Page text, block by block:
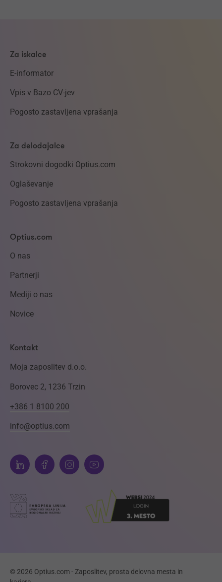
Za iskalce
E-informator
Vpis v Bazo CV-jev
Pogosto zastavljena vprašanja
Za delodajalce
Strokovni dogodki Optius.com
Oglaševanje
Pogosto zastavljena vprašanja
Optius.com
O nas
Partnerji
Mediji o nas
Novice
Kontakt
Moja zaposlitev d.o.o.
Borovec 2, 1236 Trzin
+386 1 8100 200
info@optius.com
© 2026 Optius.com - Zaposlitev, prosta delovna mesta in